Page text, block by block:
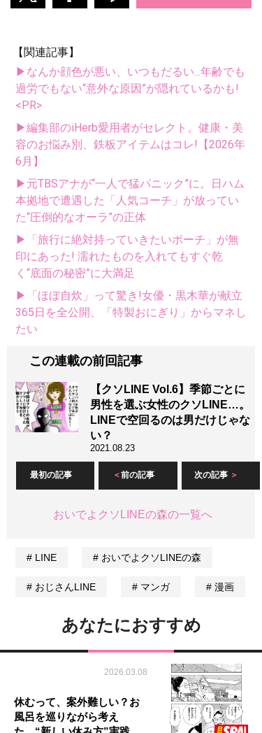
【関連記事】
▶なんか顔色が悪い、いつもだるい...年齢でも
過労でもない“意外な原因”が隠れているかも!
<PR>
▶編集部のiHerb愛用者がセレクト。健康・美
容のお悩み別、鉄板アイテムはコレ!【2026年
6月】
▶元TBSアナが“一人で猛パニック”に。日ハム
本拠地で遭遇した「人気コーチ」が放ってい
た“圧倒的なオーラ”の正体
▶「旅行に絶対持っていきたいポーチ」が無
印にあった! 濡れたものを入れてもすぐ乾
く“底面の秘密”に大満足
▶「ほぼ自炊」って驚き!女優・黒木華が献立
365日を全公開、「特製おにぎり」からマネし
たい
この連載の前回記事
【クソLINE Vol.6】季節ごとに
男性を選ぶ女性のクソLINE…。
LINEで空回るのは男だけじゃな
い？
2021.08.23
最初の記事 前の記事 次の記事
おいでよクソLINEの森の一覧へ
LINE おいでよクソLINEの森
おじさんLINE マンガ 漫画
あなたにおすすめ
2026.03.08
休むって、案外難しい？お
風呂を巡りながら考え